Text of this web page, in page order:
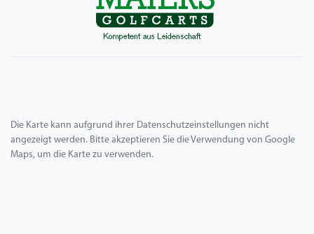
Die Karte kann aufgrund ihrer Datenschutzeinstellungen nicht
angezeigt werden. Bitte akzeptieren Sie die Verwendung von Google
Maps, um die Karte zu verwenden.